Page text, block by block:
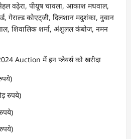
वढ़ेरा, पीयूष चावला, आकाश मधवाल,
गेराल्ड कोएट्जी, दिलशान मदुशंका, नुवान
शिवालिक शर्मा, अंशुलल कंबोज, नमन
Auction में इन प्लेयर्स को खरीदा
रुपये)